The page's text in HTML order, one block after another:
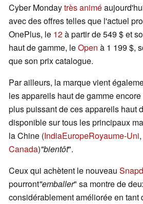
Cyber Mondaytrès animé
avec des offres telles que l'actuel
OnePlus, le 12à partir de 549 $ et
haut de gamme, leOpen à 1 199 $,
que son prix catalogue.
Par ailleurs, la marque vient
les appareils haut de gamme
plus puissant de ces appareils haut
disponible sur tous les principaux
la Chine (IndiaEuropeRoyaume-Uni,
Canada)"bientôt".
Ceux qui achètent le nouveau
pourront"emballer" sa montre de
considérablement améliorée en tant